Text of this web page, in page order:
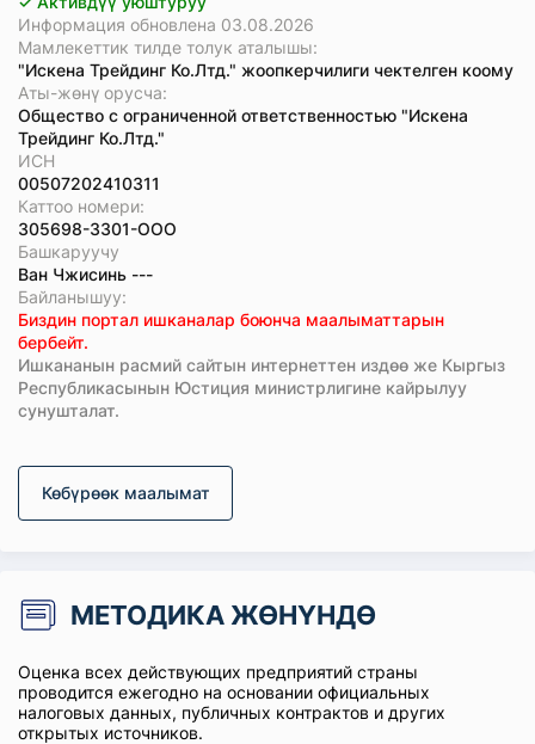
Информация обновлена 03.08.2026
Мамлекеттик тилде толук аталышы:
"Искена Трейдинг Ко.Лтд." жоопкерчилиги чектелген коому
Аты-жөнү орусча:
Общество с ограниченной ответственностью "Искена
Трейдинг Ко.Лтд."
ИСН
00507202410311
Каттоо номери:
305698-3301-ООО
Башкаруучу
Ван Чжисинь ---
Байланышуу:
Биздин портал ишканалар боюнча маалыматтарын
бербейт.
Ишкананын расмий сайтын интернеттен издөө же Кыргыз
Республикасынын Юстиция министрлигине кайрылуу
сунушталат.
Көбүрөөк маалымат
МЕТОДИКА ЖӨНҮНДӨ
Оценка всех действующих предприятий страны
проводится ежегодно на основании официальных
налоговых данных, публичных контрактов и других
открытых источников.